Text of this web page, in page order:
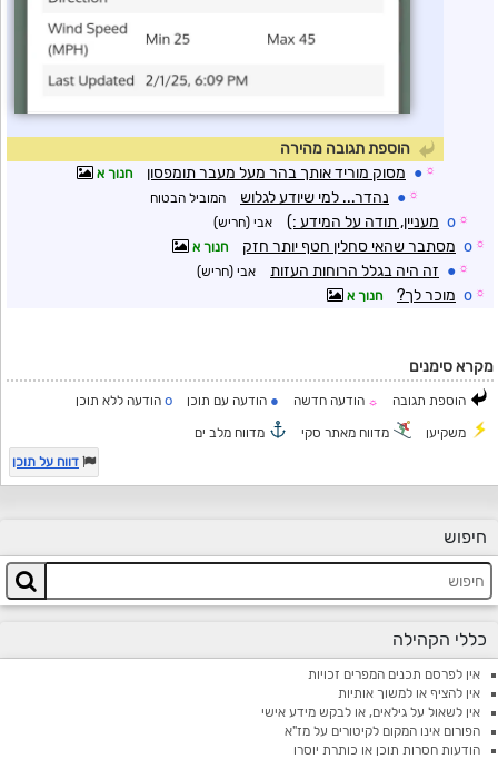
הוספת תגובה מהירה
☼
● מסוק מוריד אותך בהר מעל מעבר תומפסון חנוך א
☼
● נהדר... למי שיודע לגלוש המוביל הבטוח
☼
o מעניין, תודה על המידע :) אבי (חריש)
☼
o מסתבר שהאי סחלין חטף יותר חזק חנוך א
☼
● זה היה בגלל הרוחות העזות אבי (חריש)
☼
o מוכר לך? חנוך א
מקרא סימנים
הוספת תגובה ☼ הודעה חדשה ● הודעה עם תוכן o הודעה ללא תוכן
משקיען מדווח מאתר סקי
מדווח מלב ים
דווח על תוכן
חיפוש
כללי הקהילה
אין לפרסם תכנים המפרים זכויות
אין להציף או למשוך אותיות
אין לשאול על גילאים, או לבקש מידע אישי
הפורום אינו המקום לקיטורים על מז"א
הודעות חסרות תוכן או כותרת יוסרו